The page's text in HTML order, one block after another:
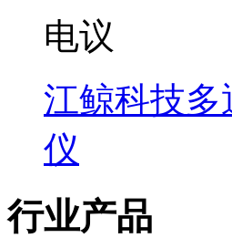
电议
江鲸科技
仪
行业产品